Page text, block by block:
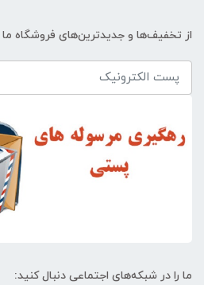
از تخفیف‌ها و جدیدترین‌های فروشگاه ما
ما را در شبکه‌های اجتماعی دنبال کنید: